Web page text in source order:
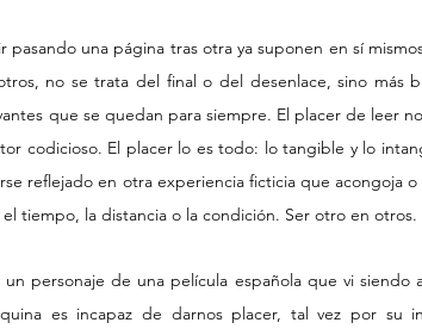
una página tras otra ya suponen en sí
no se trata del final o del desenlace, sino más
que se quedan para siempre. El placer de leer
codicioso. El placer lo es todo: lo tangible y lo
reflejado en otra experiencia ficticia que acongoja
tiempo, la distancia o la condición. Ser otro en otros.
personaje de una película española que vi siendo
es incapaz de darnos placer, tal vez por su